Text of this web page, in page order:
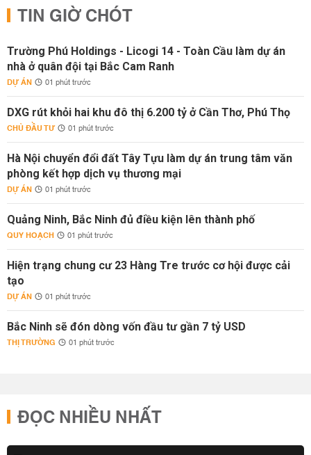
TIN GIỜ CHÓT
Trường Phú Holdings - Licogi 14 - Toàn Cầu làm dự án
nhà ở quân đội tại Bắc Cam Ranh
DỰ ÁN 01 phút trước
DXG rút khỏi hai khu đô thị 6.200 tỷ ở Cần Thơ, Phú Thọ
CHỦ ĐẦU TƯ 01 phút trước
Hà Nội chuyển đổi đất Tây Tựu làm dự án trung tâm văn
phòng kết hợp dịch vụ thương mại
DỰ ÁN 01 phút trước
Quảng Ninh, Bắc Ninh đủ điều kiện lên thành phố
QUY HOẠCH 01 phút trước
Hiện trạng chung cư 23 Hàng Tre trước cơ hội được cải
tạo
DỰ ÁN 01 phút trước
Bắc Ninh sẽ đón dòng vốn đầu tư gần 7 tỷ USD
THỊ TRƯỜNG 01 phút trước
ĐỌC NHIỀU NHẤT